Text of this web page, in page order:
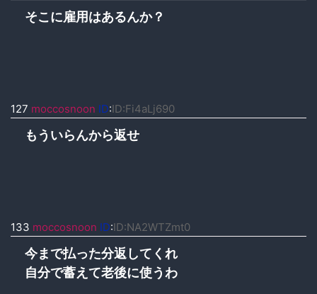
そこに雇用はあるんか？
127 moccosnoon ID:ID:Fi4aLj690
もういらんから返せ
133 moccosnoon ID:ID:NA2WTZmt0
今まで払った分返してくれ
自分で蓄えて老後に使うわ